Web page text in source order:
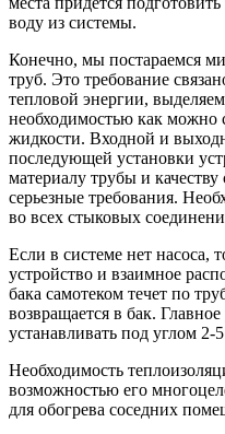
воду из системы.
Конечно, мы постараемся
труб. Это требование
тепловой энергии,
необходимостью как можно
жидкости. Входной и
последующей установки
материалу трубы и
серьезные требования.
во всех стыковых
Если в системе нет насоса,
устройство и взаимное
бака самотеком течет по
возвращается в бак.
устанавливать под углом 2-
Необходимость
возможностью его
для обогрева соседних